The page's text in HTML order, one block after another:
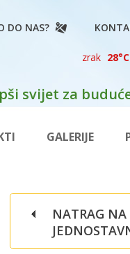
DO NAS?
zrak 28°C
svijet za
GALERIJE
NATRAG